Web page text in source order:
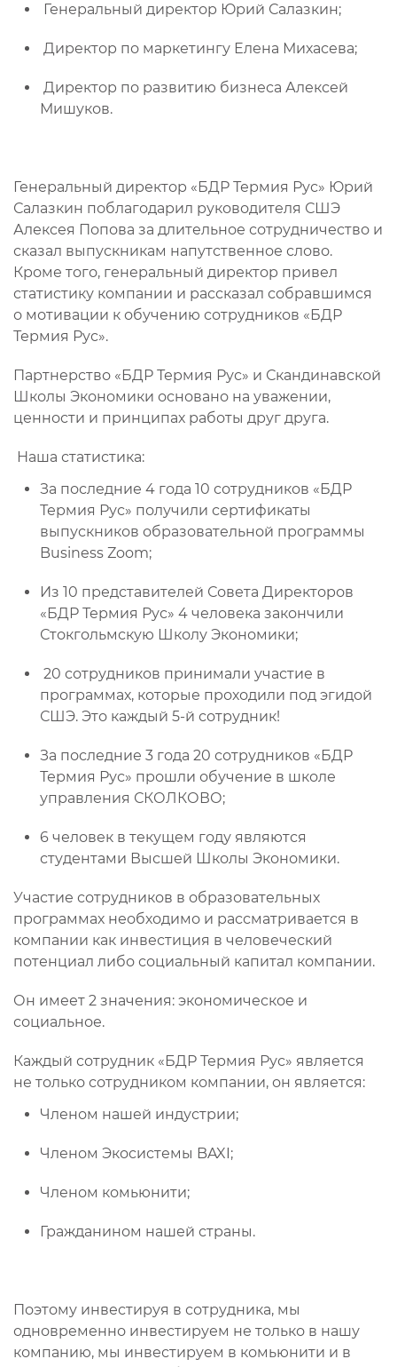
Генеральный директор Юрий Салазкин;
Директор по маркетингу Елена Михасева;
Директор по развитию бизнеса Алексей
Мишуков.
Генеральный директор «БДР Термия Рус» Юрий
Салазкин поблагодарил руководителя СШЭ
Алексея Попова за длительное сотрудничество и
сказал выпускникам напутственное слово.
Кроме того, генеральный директор привел
статистику компании и рассказал собравшимся
о мотивации к обучению сотрудников «БДР
Термия Рус».
Партнерство «БДР Термия Рус» и Скандинавской
Школы Экономики основано на уважении,
ценности и принципах работы друг друга.
Наша статистика:
За последние 4 года 10 сотрудников «БДР
Термия Рус» получили сертификаты
выпускников образовательной программы
Business Zoom;
Из 10 представителей Совета Директоров
«БДР Термия Рус» 4 человека закончили
Стокгольмскую Школу Экономики;
20 сотрудников принимали участие в
программах, которые проходили под эгидой
СШЭ. Это каждый 5-й сотрудник!
За последние 3 года 20 сотрудников «БДР
Термия Рус» прошли обучение в школе
управления СКОЛКОВО;
6 человек в текущем году являются
студентами Высшей Школы Экономики.
Участие сотрудников в образовательных
программах необходимо и рассматривается в
компании как инвестиция в человеческий
потенциал либо социальный капитал компании.
Он имеет 2 значения: экономическое и
социальное.
Каждый сотрудник «БДР Термия Рус» является
не только сотрудником компании, он является:
Членом нашей индустрии;
Членом Экосистемы BAXI;
Членом комьюнити;
Гражданином нашей страны.
Поэтому инвестируя в сотрудника, мы
одновременно инвестируем не только в нашу
компанию, мы инвестируем в комьюнити и в